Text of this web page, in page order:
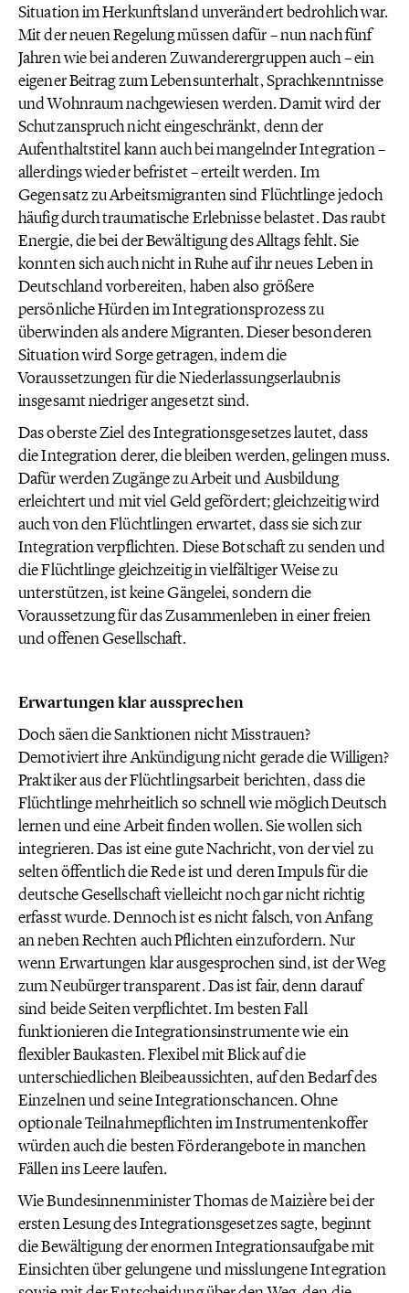
Situation im Herkunftsland unverändert bedrohlich war.
Mit der neuen Regelung müssen dafür – nun nach fünf
Jahren wie bei anderen Zuwanderergruppen auch – ein
eigener Beitrag zum Lebensunterhalt, Sprachkenntnisse
und Wohnraum nachgewiesen werden. Damit wird der
Schutzanspruch nicht eingeschränkt, denn der
Aufenthaltstitel kann auch bei mangelnder Integration –
allerdings wieder befristet – erteilt werden. Im
Gegensatz zu Arbeitsmigranten sind Flüchtlinge jedoch
häufig durch traumatische Erlebnisse belastet. Das raubt
Energie, die bei der Bewältigung des Alltags fehlt. Sie
konnten sich auch nicht in Ruhe auf ihr neues Leben in
Deutschland vorbereiten, haben also größere
persönliche Hürden im Integrationsprozess zu
überwinden als andere Migranten. Dieser besonderen
Situation wird Sorge getragen, indem die
Voraussetzungen für die Niederlassungserlaubnis
insgesamt niedriger angesetzt sind.
Das oberste Ziel des Integrationsgesetzes lautet, dass
die Integration derer, die bleiben werden, gelingen muss.
Dafür werden Zugänge zu Arbeit und Ausbildung
erleichtert und mit viel Geld gefördert; gleichzeitig wird
auch von den Flüchtlingen erwartet, dass sie sich zur
Integration verpflichten. Diese Botschaft zu senden und
die Flüchtlinge gleichzeitig in vielfältiger Weise zu
unterstützen, ist keine Gängelei, sondern die
Voraussetzung für das Zusammenleben in einer freien
und offenen Gesellschaft.
Erwartungen klar aussprechen
Doch säen die Sanktionen nicht Misstrauen?
Demotiviert ihre Ankündigung nicht gerade die Willigen?
Praktiker aus der Flüchtlingsarbeit berichten, dass die
Flüchtlinge mehrheitlich so schnell wie möglich Deutsch
lernen und eine Arbeit finden wollen. Sie wollen sich
integrieren. Das ist eine gute Nachricht, von der viel zu
selten öffentlich die Rede ist und deren Impuls für die
deutsche Gesellschaft vielleicht noch gar nicht richtig
erfasst wurde. Dennoch ist es nicht falsch, von Anfang
an neben Rechten auch Pflichten einzufordern. Nur
wenn Erwartungen klar ausgesprochen sind, ist der Weg
zum Neubürger transparent. Das ist fair, denn darauf
sind beide Seiten verpflichtet. Im besten Fall
funktionieren die Integrationsinstrumente wie ein
flexibler Baukasten. Flexibel mit Blick auf die
unterschiedlichen Bleibeaussichten, auf den Bedarf des
Einzelnen und seine Integrationschancen. Ohne
optionale Teilnahmepflichten im Instrumentenkoffer
würden auch die besten Förderangebote in manchen
Fällen ins Leere laufen.
Wie Bundesinnenminister Thomas de Maizière bei der
ersten Lesung des Integrationsgesetzes sagte, beginnt
die Bewältigung der enormen Integrationsaufgabe mit
Einsichten über gelungene und misslungene Integration